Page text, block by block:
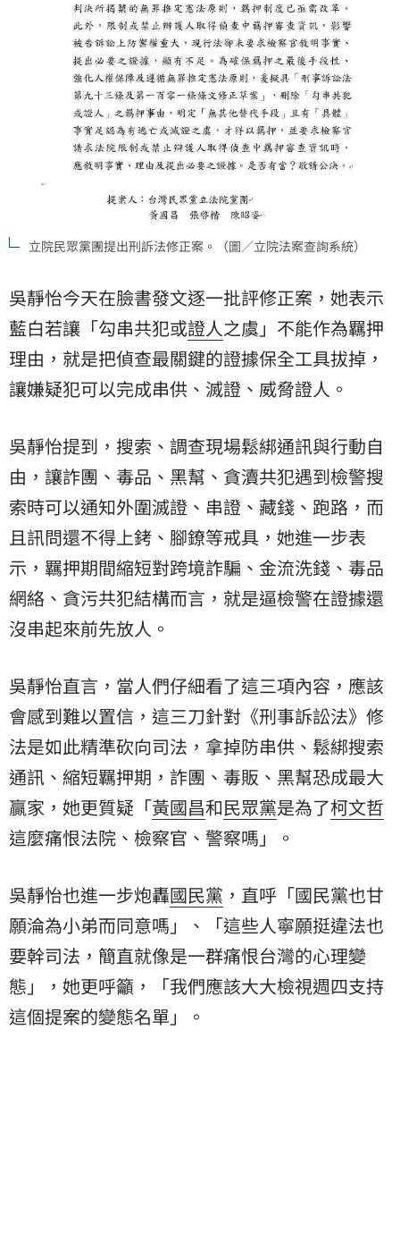
立院民眾黨團提出刑訴法修正案。（圖／立院法案查詢系統）
吳靜怡今天在臉書發文逐一批評修正案，她表示
藍白若讓「勾串共犯或證人之虞」不能作為羈押
理由，就是把偵查最關鍵的證據保全工具拔掉，
讓嫌疑犯可以完成串供、滅證、威脅證人。
吳靜怡提到，搜索、調查現場鬆綁通訊與行動自
由，讓詐團、毒品、黑幫、貪瀆共犯遇到檢警搜
索時可以通知外圍滅證、串證、藏錢、跑路，而
且訊問還不得上銬、腳鐐等戒具，她進一步表
示，羈押期間縮短對跨境詐騙、金流洗錢、毒品
網絡、貪污共犯結構而言，就是逼檢警在證據還
沒串起來前先放人。
吳靜怡直言，當人們仔細看了這三項內容，應該
會感到難以置信，這三刀針對《刑事訴訟法》修
法是如此精準砍向司法，拿掉防串供、鬆綁搜索
通訊、縮短羈押期，詐團、毒販、黑幫恐成最大
贏家，她更質疑「黃國昌和民眾黨是為了柯文哲
這麼痛恨法院、檢察官、警察嗎」。
吳靜怡也進一步炮轟國民黨 ，直呼「國民黨也甘
願淪為小弟而同意嗎」、「這些人寧願挺違法也
要幹司法，簡直就像是一群痛恨台灣的心理變
態」，她更呼籲，「我們應該大大檢視週四支持
這個提案的變態名單」。